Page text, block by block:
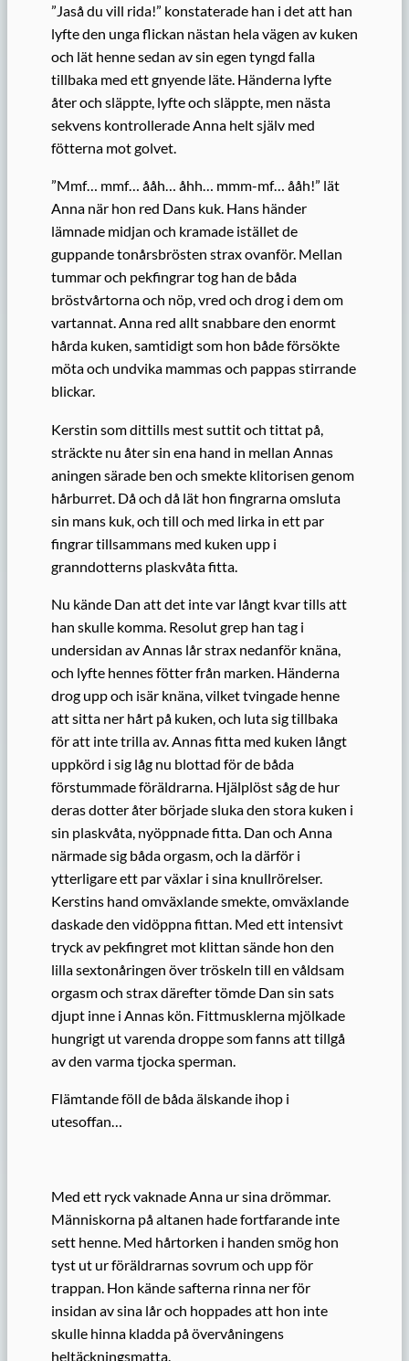
”Jaså du vill rida!” konstaterade han i det att han
lyfte den unga flickan nästan hela vägen av kuken
och lät henne sedan av sin egen tyngd falla
tillbaka med ett gnyende läte. Händerna lyfte
åter och släppte, lyfte och släppte, men nästa
sekvens kontrollerade Anna helt själv med
fötterna mot golvet.
”Mmf… mmf… ååh… åhh… mmm-mf… ååh!” lät
Anna när hon red Dans kuk. Hans händer
lämnade midjan och kramade istället de
guppande tonårsbrösten strax ovanför. Mellan
tummar och pekfingrar tog han de båda
bröstvårtorna och nöp, vred och drog i dem om
vartannat. Anna red allt snabbare den enormt
hårda kuken, samtidigt som hon både försökte
möta och undvika mammas och pappas stirrande
blickar.
Kerstin som dittills mest suttit och tittat på,
sträckte nu åter sin ena hand in mellan Annas
aningen särade ben och smekte klitorisen genom
hårburret. Då och då lät hon fingrarna omsluta
sin mans kuk, och till och med lirka in ett par
fingrar tillsammans med kuken upp i
granndotterns plaskvåta fitta.
Nu kände Dan att det inte var långt kvar tills att
han skulle komma. Resolut grep han tag i
undersidan av Annas lår strax nedanför knäna,
och lyfte hennes fötter från marken. Händerna
drog upp och isär knäna, vilket tvingade henne
att sitta ner hårt på kuken, och luta sig tillbaka
för att inte trilla av. Annas fitta med kuken långt
uppkörd i sig låg nu blottad för de båda
förstummade föräldrarna. Hjälplöst såg de hur
deras dotter åter började sluka den stora kuken i
sin plaskvåta, nyöppnade fitta. Dan och Anna
närmade sig båda orgasm, och la därför i
ytterligare ett par växlar i sina knullrörelser.
Kerstins hand omväxlande smekte, omväxlande
daskade den vidöppna fittan. Med ett intensivt
tryck av pekfingret mot klittan sände hon den
lilla sextonåringen över tröskeln till en våldsam
orgasm och strax därefter tömde Dan sin sats
djupt inne i Annas kön. Fittmusklerna mjölkade
hungrigt ut varenda droppe som fanns att tillgå
av den varma tjocka sperman.
Flämtande föll de båda älskande ihop i
utesoffan…
Med ett ryck vaknade Anna ur sina drömmar.
Människorna på altanen hade fortfarande inte
sett henne. Med hårtorken i handen smög hon
tyst ut ur föräldrarnas sovrum och upp för
trappan. Hon kände safterna rinna ner för
insidan av sina lår och hoppades att hon inte
skulle hinna kladda på övervåningens
heltäckningsmatta.